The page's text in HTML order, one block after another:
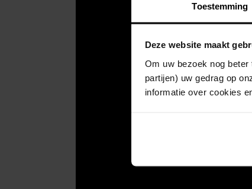
Toestemming
Deze website maakt
Om uw bezoek nog
partijen) uw gedrag op
informatie over cookies